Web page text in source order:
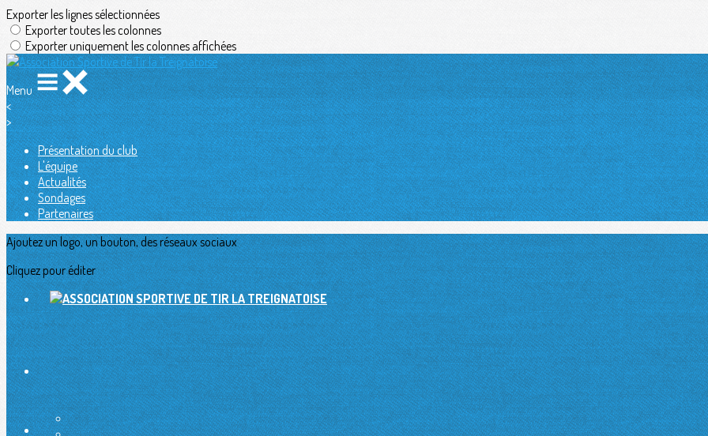
Exporter les lignes sélectionnées
Exporter toutes les colonnes
Exporter uniquement les colonnes affichées
Menu
<
>
Présentation du club
L'équipe
Actualités
Sondages
Partenaires
Ajoutez un logo, un bouton, des réseaux sociaux
Cliquez pour éditer